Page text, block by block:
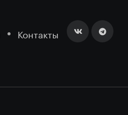
Контакты